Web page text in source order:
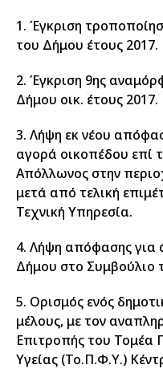
1. Έγκριση
του Δήμου έτους 2017.
2. Έγκριση 9ης
Δήμου οικ. έτους 2017.
3. Λήψη εκ νέου
αγορά οικοπέδου επί
Απόλλωνος στην
μετά από τελική
Τεχνική Υπηρεσία.
4. Λήψη απόφασης για
Δήμου στο Συμβούλιο
5. Ορισμός ενός
μέλους, με τον
Επιτροπής του Τομέα
Υγείας (Το.Π.Φ.Υ.)